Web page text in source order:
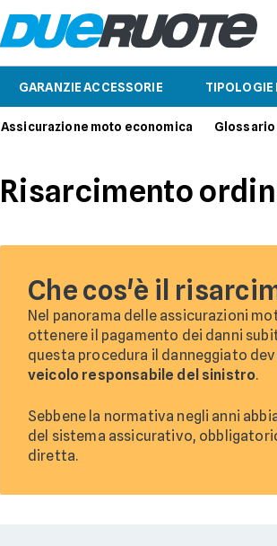
GARANZIE ACCESSORIE TIPOLOGIE
Assicurazione moto economica Glossario
Risarcimento
Che cos'è il
Nel panorama delle assicurazioni
ottenere il pagamento dei danni
questa procedura il danneggiato
veicolo responsabile del sinistro.
Sebbene la normativa negli anni
del sistema assicurativo,
diretta.